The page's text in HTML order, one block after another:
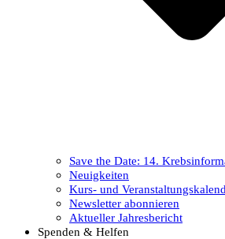
Save the Date: 14.
Neuigkeiten
Kurs- und
Newsletter abonnieren
Aktueller Jahresbericht
Spenden & Helfen